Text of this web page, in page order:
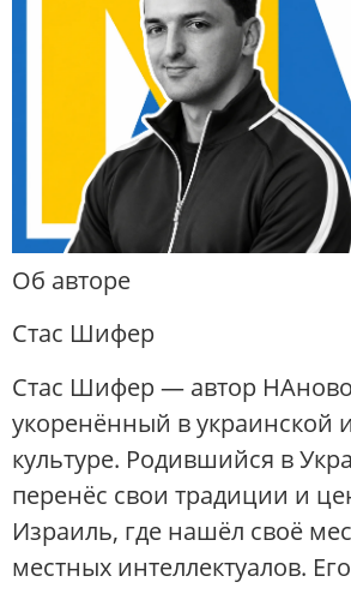
Об авторе
Стас Шифер
Стас Шифер — автор
укоренённый в украинской
культуре. Родившийся в
перенёс свои традиции и
Израиль, где нашёл своё
местных интеллектуалов.